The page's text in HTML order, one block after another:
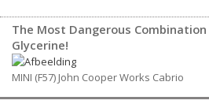
The Most Dangerous
Glycerine!
MINI (F57) John Cooper Works Cabrio